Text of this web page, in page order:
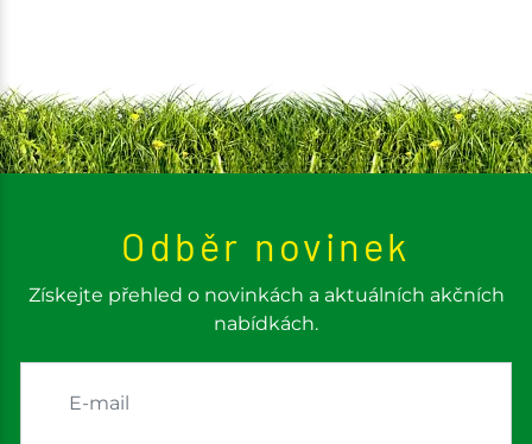
Odběr novinek
Získejte přehled o novinkách a aktuálních akčních
nabídkách.